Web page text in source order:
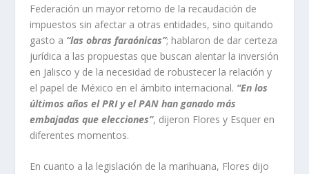
Federación un mayor retorno de la recaudación de
impuestos sin afectar a otras entidades, sino quitando
gasto a “las obras faraónicas”; hablaron de dar certeza
jurídica a las propuestas que buscan alentar la inversión
en Jalisco y de la necesidad de robustecer la relación y
el papel de México en el ámbito internacional. “En los
últimos años el PRI y el PAN han ganado más
embajadas que elecciones”, dijeron Flores y Esquer en
diferentes momentos.
En cuanto a la legislación de la marihuana, Flores dijo